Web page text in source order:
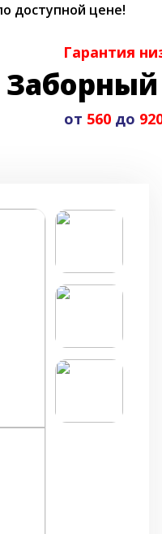
доступной цене!
Гарантия
от 560 до